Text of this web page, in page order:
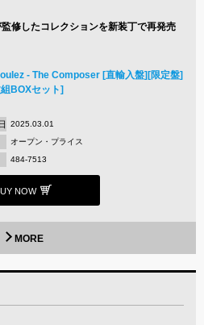
修したコレクションを新装丁で再発売
- The Composer [直輸入盤][限定盤]
BOXセット]
2025.03.01
オープン・プライス
484-7513
NOW
MORE